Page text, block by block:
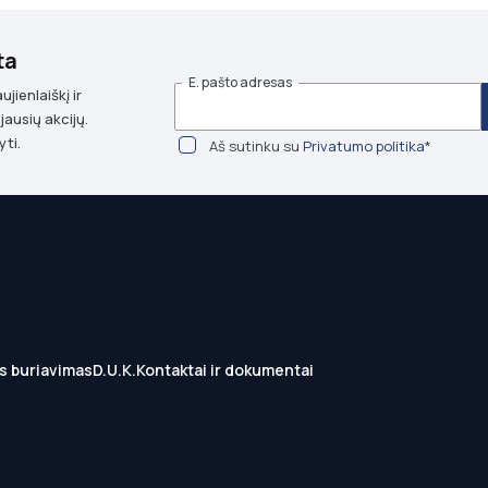
ir
akcijų.
E. pašto adresas
Aš sutinku su Privatumo politika*
buriavimasD.U.K.Kontaktai ir dokumentai